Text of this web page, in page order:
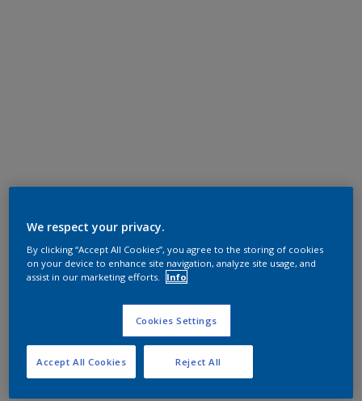
We respect your privacy.
By clicking “Accept All Cookies”, you agree to the storing of cookies
on your device to enhance site navigation, analyze site usage, and
assist in our marketing efforts.
Info
Cookies Settings
Reject All
Accept All Cookies